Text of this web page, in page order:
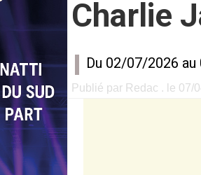
Charlie
Du 02/07/2026
Publié par Redac . le 07/